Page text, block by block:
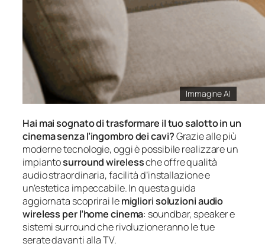
Immagine AI
Hai mai sognato di trasformare il tuo salotto in un
cinema senza l’ingombro dei cavi?Grazie alle più
moderne tecnologie, oggi è possibile realizzare un
impiantosurround wirelessche offre qualità
audio straordinaria, facilità d’installazione e
un’estetica impeccabile. In questa guida
aggiornata scoprirai lemigliori soluzioni audio
wireless per l’home cinema: soundbar, speaker e
sistemi surround che rivoluzioneranno le tue
serate davanti alla TV.